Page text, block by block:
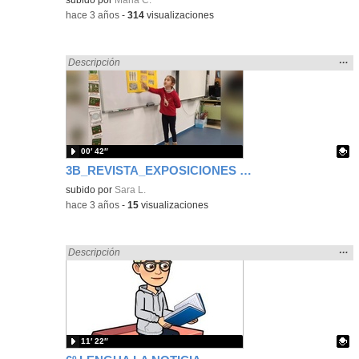
-hace 3 años -314 visualizaciones
3B_REVISTA_EXPOSICIONES SACA LA LENGUA
Encontrado «Oral» en:
Descripción
la
…
Contenido educativo.
subido por Sara L.
00′ 42″
-hace 3 años -15 visualizaciones
Encontrado «Oral» en:
Descripción
la
…
11′ 22″